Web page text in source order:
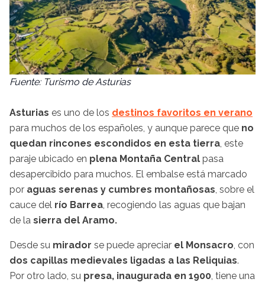
Fuente: Turismo de Asturias
Asturias es uno de los destinos favoritos en verano
para muchos de los españoles, y aunque parece que no
quedan rincones escondidos en esta tierra , este
paraje ubicado en plena Montaña Central pasa
desapercibido para muchos. El embalse está marcado
por aguas serenas y cumbres montañosas , sobre el
cauce del río Barrea , recogiendo las aguas que bajan
de la sierra del Aramo.
Desde su mirador se puede apreciar el Monsacro , con
dos capillas medievales ligadas a las Reliquias.
Por otro lado, su presa, inaugurada en 1900 , tiene una